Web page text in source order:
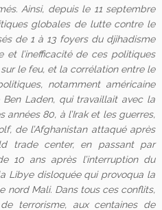
Ainsi, depuis le 11 septembre
globales de lutte contre le
de 1 à 13 foyers du djihadisme
et l’inefficacité de ces politiques
sur le feu, et la corrélation entre le
notamment américaine
Laden, qui travaillait avec la
80, à l’Irak et les guerres,
de l’Afghanistan attaqué après
trade center, en passant par
10 ans après l’interruption du
Libye disloquée qui provoqua la
nord Mali. Dans tous ces conflits,
terrorisme, aux centaines de